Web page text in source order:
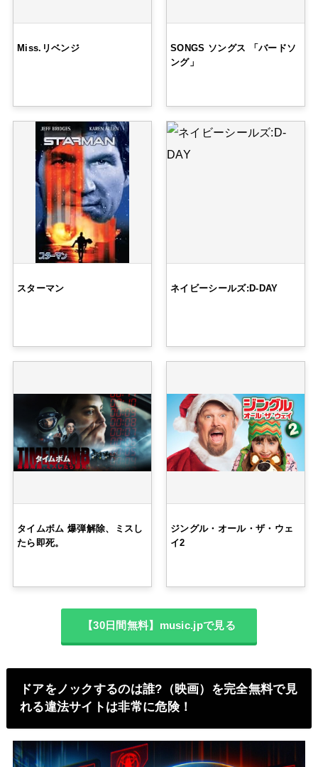
Miss.リベンジ
SONGS ソングス 「バードソ
ング」
スターマン ネイビーシールズ:D-DAY
タイムボム 爆弾解除、ミスし
たら即死。
ジングル・オール・ザ・ウェ
イ2
【30日間無料】music.jpで見る
ドアをノックするのは誰?（映画）を完全無料で見
れる違法サイトは非常に危険！